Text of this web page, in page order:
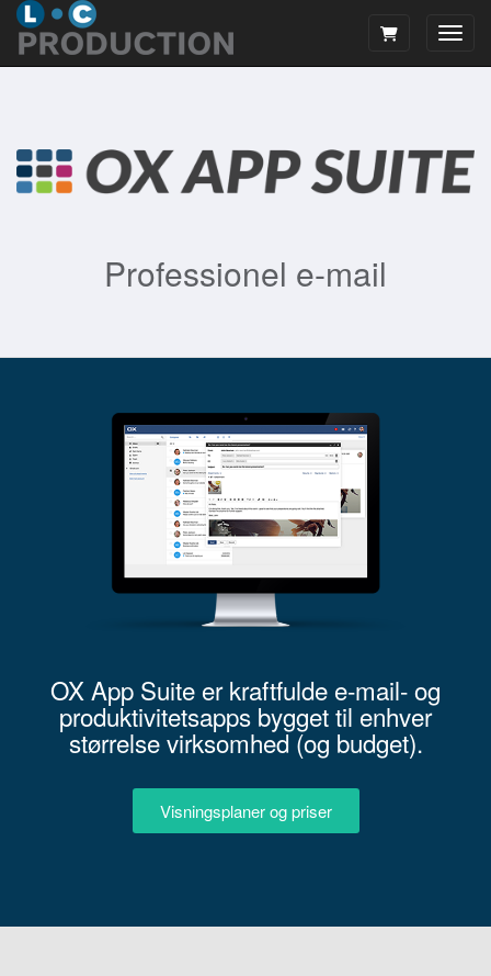
Skift
Professionel e-mail
OX App Suite er kraftfulde e-mail- og
produktivitetsapps bygget til enhver
størrelse virksomhed (og budget).
Visningsplaner og priser